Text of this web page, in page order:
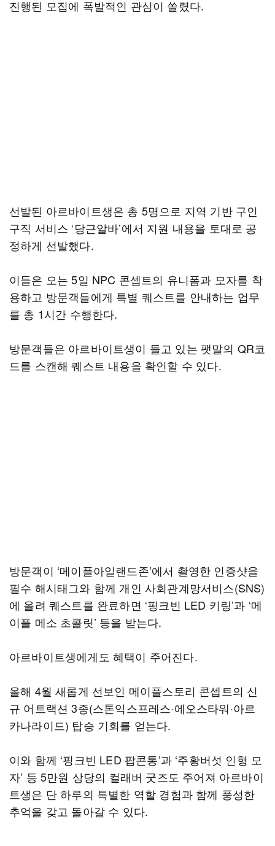
진행된 모집에 폭발적인 관심이 쏠렸다.
선발된 아르바이트생은 총 5명으로 지역 기반 구인
구직 서비스 ‘당근알바’에서 지원 내용을 토대로 공
정하게 선발했다.
이들은 오는 5일 NPC 콘셉트의 유니폼과 모자를 착
용하고 방문객들에게 특별 퀘스트를 안내하는 업무
를 총 1시간 수행한다.
방문객들은 아르바이트생이 들고 있는 팻말의 QR코
드를 스캔해 퀘스트 내용을 확인할 수 있다.
방문객이 ‘메이플아일랜드존’에서 촬영한 인증샷을
필수 해시태그와 함께 개인 사회관계망서비스(SNS)
에 올려 퀘스트를 완료하면 ‘핑크빈 LED 키링’과 ‘메
이플 메소 초콜릿’ 등을 받는다.
아르바이트생에게도 혜택이 주어진다.
올해 4월 새롭게 선보인 메이플스토리 콘셉트의 신
규 어트랙션 3종(스톤익스프레스·에오스타워·아르
카나라이드) 탑승 기회를 얻는다.
이와 함께 ‘핑크빈 LED 팝콘통’과 ‘주황버섯 인형 모
자’ 등 5만원 상당의 컬래버 굿즈도 주어져 아르바이
트생은 단 하루의 특별한 역할 경험과 함께 풍성한
추억을 갖고 돌아갈 수 있다.